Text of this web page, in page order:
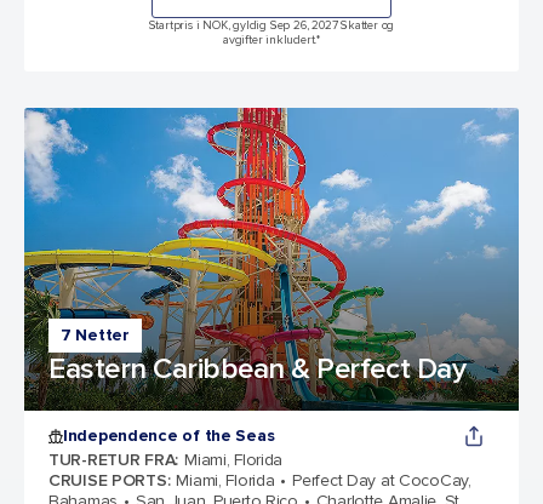
Startpris i NOK, gyldig Sep 26, 2027 Skatter og
avgifter inkludert.*
7 Netter
Eastern Caribbean & Perfect Day
Independence of the Seas
TUR-RETUR FRA: Miami, Florida
CRUISE PORTS: Miami, Florida
Perfect Day at CocoCay,